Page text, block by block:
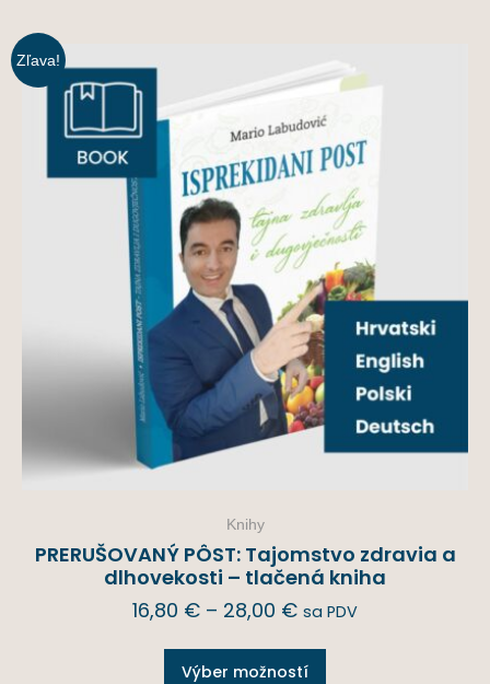
Zľava!
Knihy
PRERUŠOVANÝ PÔST: Tajomstvo zdravia a
dlhovekosti – tlačená kniha
16,80 € – 28,00 € sa PDV
Výber možností